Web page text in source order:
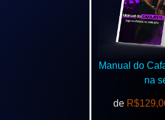
Manual do
na
de